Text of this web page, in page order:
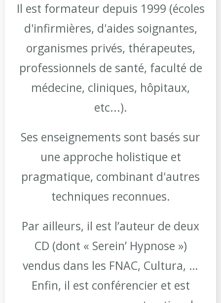
Il est formateur depuis 1999 (écoles
d'infirmières, d'aides soignantes,
organismes privés, thérapeutes,
professionnels de santé, faculté de
médecine, cliniques, hôpitaux,
etc...).
Ses enseignements sont basés sur
une approche holistique et
pragmatique, combinant d'autres
techniques reconnues.
Par ailleurs, il est l’auteur de deux
CD (dont « Serein’ Hypnose »)
vendus dans les FNAC, Cultura, …
Enfin, il est conférencier et est